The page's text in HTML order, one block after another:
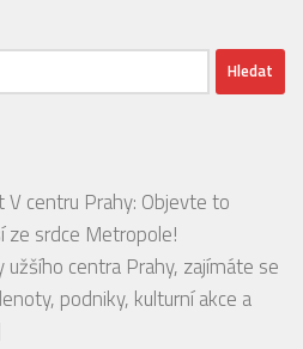
V centru Prahy: Objevte to
ze srdce Metropole!
užšího centra Prahy, zajímáte se
podniky, kulturní akce a